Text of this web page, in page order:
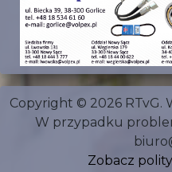
Copyright © 2026 RTvG.
W przypadku
Zobacz